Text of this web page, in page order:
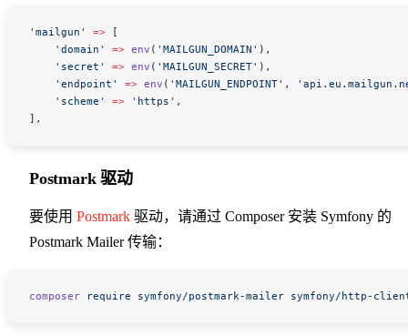
'mailgun' => [
    'domain'
=> env ( 'MAILGUN_DOMAIN' ),
    'secret'
=> env ( 'MAILGUN_SECRET' ),
    'endpoint'
=> env ( 'MAILGUN_ENDPOINT' ,
    'scheme'
=> 'https' ,
],
Postmark 驱动
要使用 Postmark 驱动，请通过 Composer 安装 Symfony 的
Postmark Mailer 传输：
composer require symfony/postmark-mailer symfony/http-